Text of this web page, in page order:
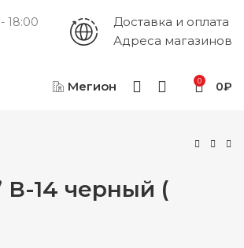
18:00
Доставка и оплата
Адреса магазинов
Мегион 0 0₽
В-14 черный (